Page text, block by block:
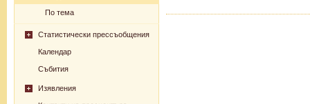
По тема
Статистически прессъобщения
Календар
Събития
Изявления